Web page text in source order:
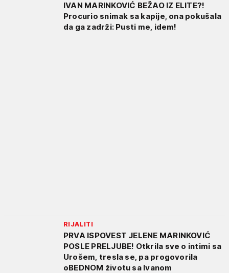
IVAN MARINKOVIĆ BEŽAO IZ ELITE?!
Procurio snimak sa kapije, ona pokušala
da ga zadrži: Pusti me, idem!
RIJALITI
PRVA ISPOVEST JELENE MARINKOVIĆ
POSLE PRELJUBE! Otkrila sve o intimi sa
Urošem, tresla se, pa progovorila
oBEDNOM životu sa Ivanom